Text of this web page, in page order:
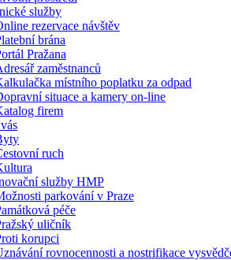
služby
rezervace návštěv
brána
Pražana
zaměstnanců
místního poplatku za odpad
situace a kamery on-line
firem
ruch
služby HMP
parkování v Praze
péče
uličník
korupci
rovnocennosti a nostrifikace